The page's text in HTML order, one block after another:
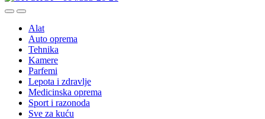
Alat
Auto oprema
Tehnika
Kamere
Parfemi
Lepota i zdravlje
Medicinska oprema
Sport i razonoda
Sve za kuću